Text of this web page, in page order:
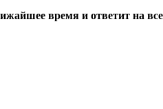
время и ответит на